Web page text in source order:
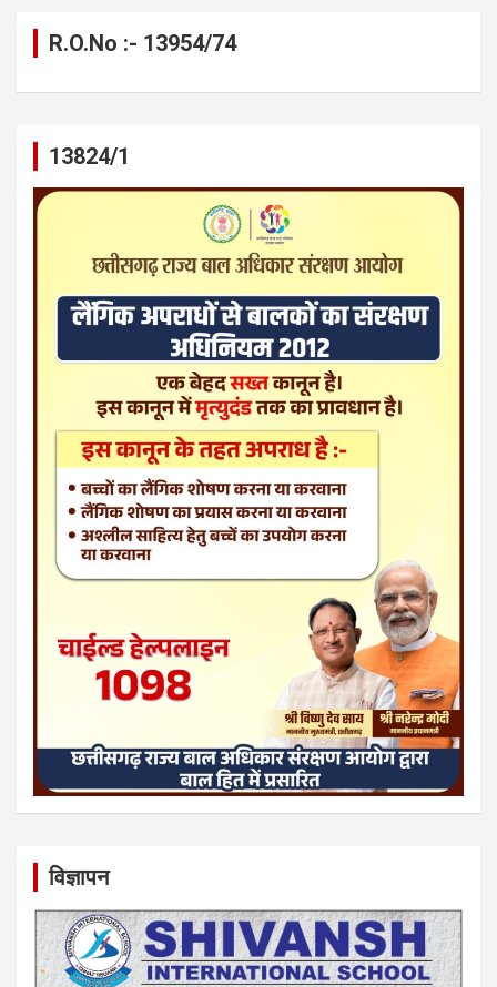
R.O.No :- 13954/74
13824/1
विज्ञापन